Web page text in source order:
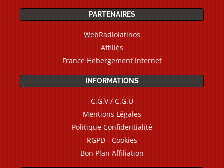
PARTENAIRES
WebRadiolatinos
Affiliés
France Hebergement Internet
INFORMATIONS
C.G.V / C.G.U
Mentions Légales
Politique Confidentialité
RGPD - Cookies
Bon Plan Affiliation